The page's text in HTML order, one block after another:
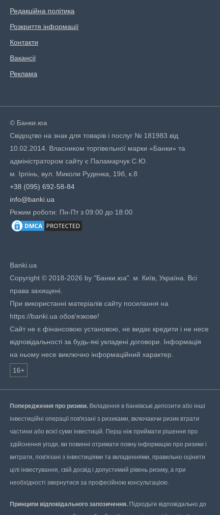
Редакційна політика
Розкриття інформації
Контакти
Вакансії
Реклама
© Банки.юа
Свідоцтво на знак для товарів і послуг № 181983 від
10.02.2014. Власником торгівельної марки «Банки» та
адміністратором сайту є Паламарчук С.Ю.
м. Ірпінь, вул. Миколи Руденка, 19б, к.8
+38 (095) 692-58-84
info@banki.ua
Режим роботи: Пн-Пт з 09:00 до 18:00
Banki.ua
Copyright © 2018-2026 by "Банки.юа". м. Київ, Україна. Всі
права захищені.
При використанні матеріалів сайту посилання на
https://banki.ua обов'язкове!
Сайт не є фінансовою установою, не видає кредити і не несе
відповідальності за будь-які укладені договори. Інформація
на ньому несе виключно інформаційний характер.
16+
Попередження про ризики. Вкладення в банківські депозити або інші
інвестиційні операції пов'язані з ризиками, включаючи ризик втрати
частини або всієї суми інвестицій. Перш ніж приймати рішення про
здійснення угоди, ви повинні отримати повну інформацію про ризики і
витрати, пов'язані з інвестиціями та вкладеннями, правильно оцінити
цілі інвестування, свій досвід і допустимий рівень ризику, а при
необхідності звернутися за професійною консультацією.
Принципи відповідального запозичення. Підходьте відповідально до